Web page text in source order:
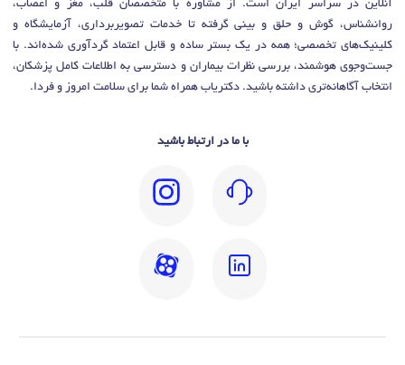
آنلاین در سراسر ایران است. از مشاوره با متخصصان قلب، مغز و اعصاب،
روانشناس، گوش و حلق و بینی گرفته تا خدمات تصویربرداری، آزمایشگاه و
کلینیک‌های تخصصی؛ همه در یک بستر ساده و قابل اعتماد گردآوری شده‌اند. با
جست‌وجوی هوشمند، بررسی نظرات بیماران و دسترسی به اطلاعات کامل پزشکان،
انتخاب آگاهانه‌تری داشته باشید. دکتریاب همراه شما برای سلامت امروز و فردا.
با ما در ارتباط باشید